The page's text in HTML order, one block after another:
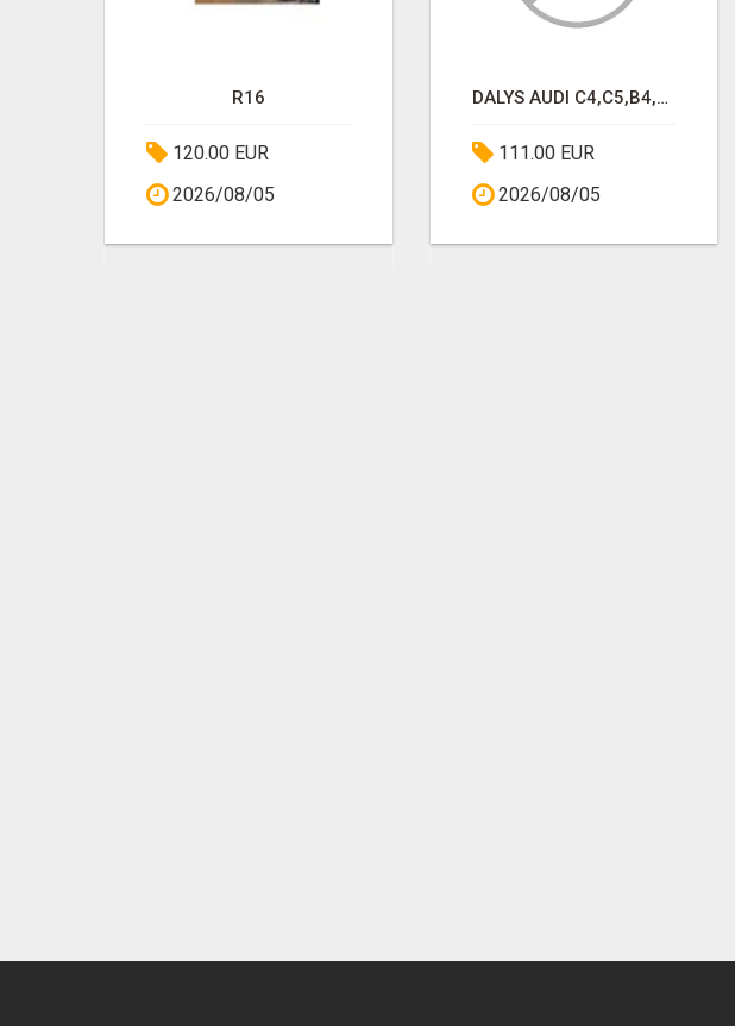
R16
120.00 EUR
2026/08/05
DALYS AUDI C4,C5,B4,GOLF4
111.00 EUR
2026/08/05